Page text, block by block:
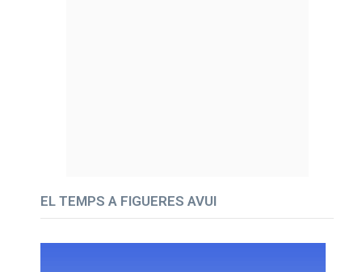
EL TEMPS A FIGUERES AVUI